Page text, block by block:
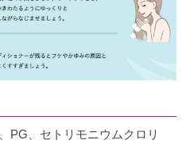
PG、セトリモニウムクロリ